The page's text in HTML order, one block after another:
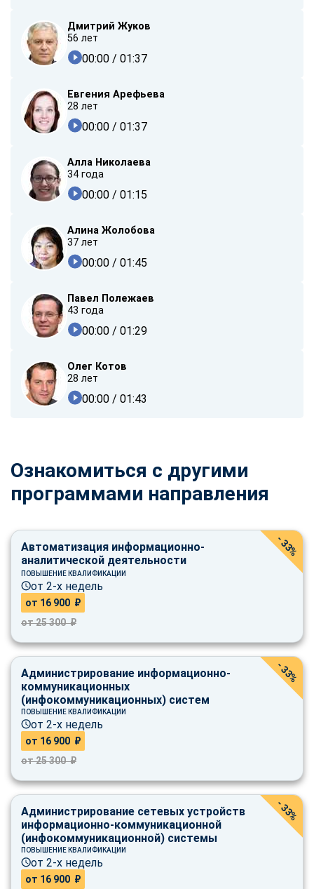
Дмитрий Жуков
56 лет
00:00 / 01:37
Евгения Арефьева
28 лет
00:00 / 01:37
Алла Николаева
34 года
00:00 / 01:15
Алина Жолобова
37 лет
00:00 / 01:45
Павел Полежаев
43 года
00:00 / 01:29
Олег Котов
28 лет
00:00 / 01:43
Ознакомиться с другими
программами направления
Автоматизация информационно-
аналитической деятельности
ПОВЫШЕНИЕ КВАЛИФИКАЦИИ
от 2-х недель
от 16 900 ₽
от 25 300 ₽
- 33%
Администрирование информационно-
коммуникационных
(инфокоммуникационных) систем
ПОВЫШЕНИЕ КВАЛИФИКАЦИИ
от 2-х недель
от 16 900 ₽
от 25 300 ₽
- 33%
Администрирование сетевых устройств
информационно-коммуникационной
(инфокоммуникационной) системы
ПОВЫШЕНИЕ КВАЛИФИКАЦИИ
от 2-х недель
от 16 900 ₽
- 33%